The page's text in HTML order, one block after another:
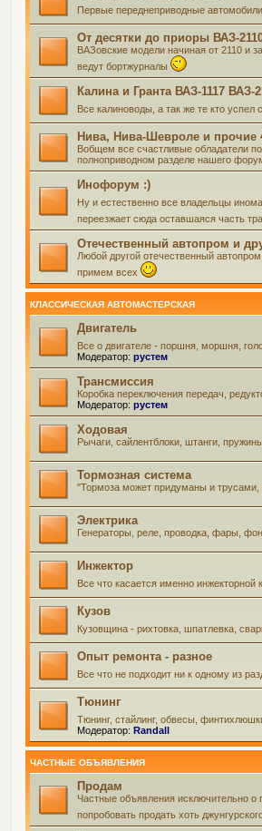
Первые переднеприводные
От десятки до приоры ВАЗ-
ВАЗовские модели начиная от 2110 и
ведут бортжурналы
Калина и Гранта ВАЗ-1117
Все калиноводы, а так же те кто
Нива, Нива-Шевроле и прочие
Вобщем все счастливые обладатели
полноприводном разделе нашего
Инофорум :)
Ну и естественно все владельцы
переезжает сюда оставшаяся часть
Отечественный автопром и
Любой другой отечественный
примем всех
КЛАССИЧЕСКАЯ АВТОМАСТЕРСКАЯ
Двигатель
Все о двигателе - поршня, моршня,
Модератор: рустем
Трансмиссия
Коробка переключения передач,
Модератор: рустем
Ходовая
Рычаги, сайлентблоки, штанги,
Тормозная система
"Тормоза может придуманы и трусами,
Электрика
Генераторы, реле, проводка, фары,
Инжектор
Все что касается именно
Кузов
Кузовщина - рихтовка, шпатлевка,
Опыт ремонта - разное
Все что не подходит ни к одному из
Тюнинг
Тюнинг, стайлинг, обвесы,
Модератор: Randall
ЧАСТНЫЕ ОБЪЯВЛЕНИЯ
Продам
Частные объявления исключительно о
попробовать продать хоть